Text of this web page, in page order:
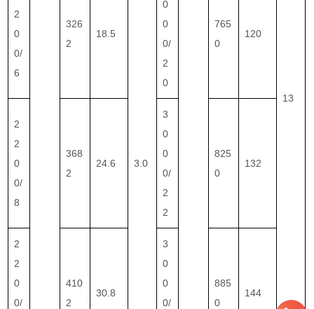
13
2
0
0/
6
326
2
18.5
3.0
0
0
0/
2
0
765
0
120
2
2
0
0/
8
368
2
24.6
3
0
0
0/
2
2
825
0
132
2
2
0
0/
410
2
30.8
3
0
0
0/
885
0
144